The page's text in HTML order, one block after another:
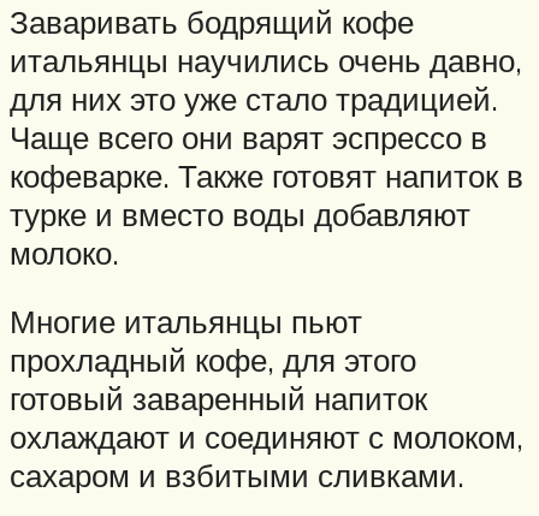
Заваривать бодрящий кофе
итальянцы научились очень давно,
для них это уже стало традицией.
Чаще всего они варят эспрессо в
кофеварке. Также готовят напиток в
турке и вместо воды добавляют
молоко.
Многие итальянцы пьют
прохладный кофе, для этого
готовый заваренный напиток
охлаждают и соединяют с молоком,
сахаром и взбитыми сливками.